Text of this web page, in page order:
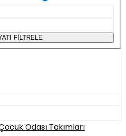
FİLTRELE
Odası Takımları